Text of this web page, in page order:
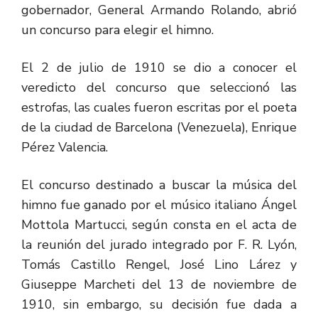
gobernador, General Armando Rolando, abrió
un concurso para elegir el himno.
El 2 de julio de 1910 se dio a conocer el
veredicto del concurso que seleccionó las
estrofas, las cuales fueron escritas por el poeta
de la ciudad de Barcelona (Venezuela), Enrique
Pérez Valencia.
El concurso destinado a buscar la música del
himno fue ganado por el músico italiano Ángel
Mottola Martucci, según consta en el acta de
la reunión del jurado integrado por F. R. Lyón,
Tomás Castillo Rengel, José Lino Lárez y
Giuseppe Marcheti del 13 de noviembre de
1910, sin embargo, su decisión fue dada a